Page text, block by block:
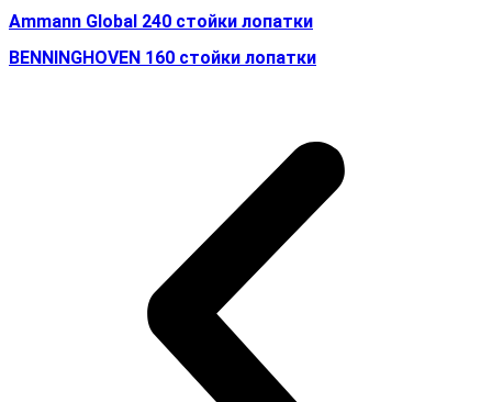
Ammann Global 240 стойки лопатки
BENNINGHOVEN 160 стойки лопатки